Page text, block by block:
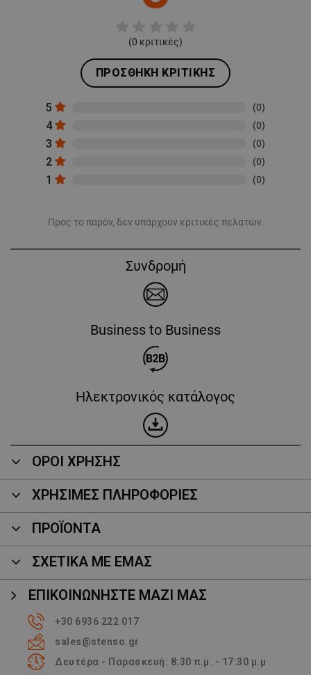
(0 κριτικές)
ΠΡΟΣΘΉΚΗ ΚΡΙΤΙΚΉΣ
5 (0)
4 (0)
3 (0)
2 (0)
1 (0)
Προς το παρόν, δεν υπάρχουν κριτικές πελατών.
Συνδρομή
Business to Business
Ηλεκτρονικός κατάλογος
ΟΡΟΙ ΧΡΗΣΗΣ
ΧΡΗΣΙΜΕΣ ΠΛΗΡΟΦΟΡΙΕΣ
ΠΡΟΪΌΝΤΑ
ΣΧΕΤΙΚΑ ΜΕ ΕΜΑΣ
ΕΠΙΚΟΙΝΩΝΉΣΤΕ ΜΑΖΊ ΜΑΣ
+30 6936 222 017
sales@stenso.gr
Δευτέρα - Παρασκευή: 8:30 π.μ. - 17:30 μ.μ